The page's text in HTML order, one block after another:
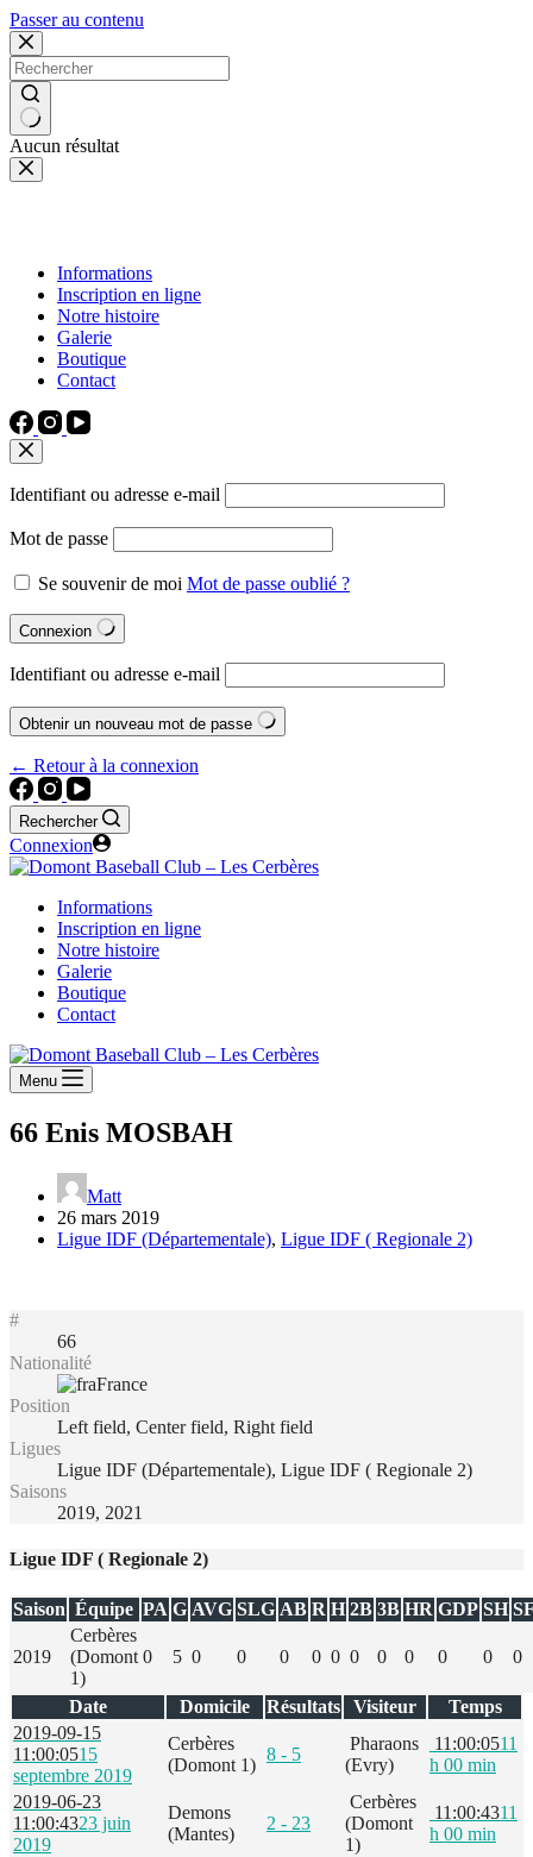
Passer au contenu
Aucun résultat
Informations
Inscription en ligne
Notre histoire
Galerie
Boutique
Contact
Identifiant ou adresse e-mail
Mot de passe
Se souvenir de moi Mot de passe oublié ?
Connexion
Identifiant ou adresse e-mail
Obtenir un nouveau mot de passe
← Retour à la connexion
Rechercher
Connexion
Informations
Inscription en ligne
Notre histoire
Galerie
Boutique
Contact
Menu
66 Enis MOSBAH
Matt
26 mars 2019
Ligue IDF (Départementale), Ligue IDF ( Regionale 2)
#
66
Nationalité
France
Position
Left field, Center field, Right field
Ligues
Ligue IDF (Départementale), Ligue IDF ( Regionale 2)
Saisons
2019, 2021
Ligue IDF ( Regionale 2)
Saison Équipe PA G AVG SLG AB R H 2B 3B HR GDP SH
2019
Cerbères
(Domont
1)
0 5 0 0 0 0 0 0 0 0 0 0 0
Date Domicile Résultats Visiteur
Temps
2019-09-15
11:00:0515
septembre 2019
Cerbères
(Domont 1)
8 - 5
Pharaons
(Evry)
11:00:0511
h 00 min
2019-06-23
11:00:4323 juin
2019
Demons
(Mantes)
2 - 23
Cerbères
(Domont
1)
11:00:4311
h 00 min